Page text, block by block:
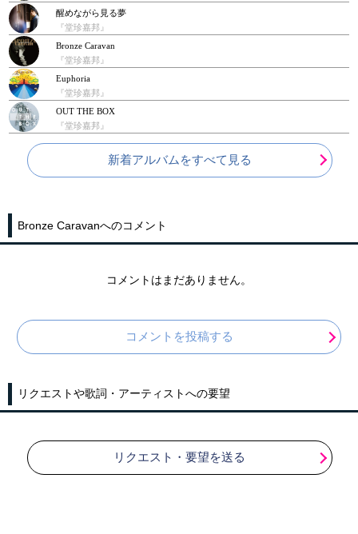
醒めながら見る夢
『堂珍嘉邦』
Bronze Caravan
『堂珍嘉邦』
Euphoria
『堂珍嘉邦』
OUT THE BOX
『堂珍嘉邦』
新着アルバムをすべて見る
Bronze Caravanへのコメント
コメントはまだありません。
コメントを投稿する
リクエストや歌詞・アーティストへの要望
リクエスト・要望を送る